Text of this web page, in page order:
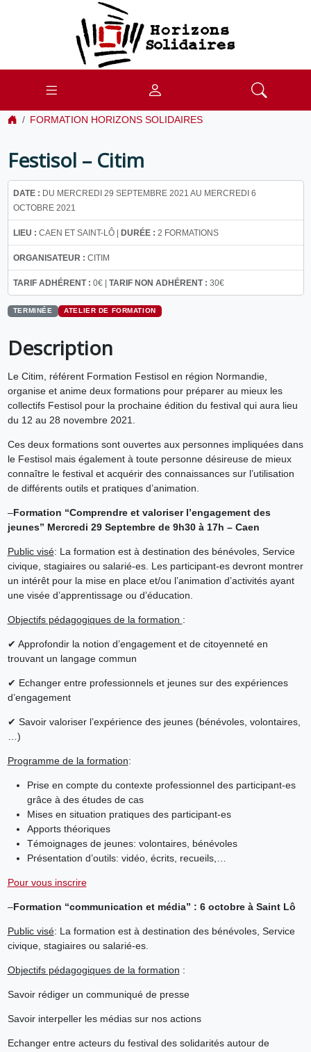
FORMATION HORIZONS SOLIDAIRES
Festisol – Citim
DATE : DU MERCREDI 29 SEPTEMBRE 2021 AU MERCREDI 6
OCTOBRE 2021
LIEU : CAEN ET SAINT-LÔ | DURÉE : 2 FORMATIONS
ORGANISATEUR : CITIM
TARIF ADHÉRENT : 0€ | TARIF NON ADHÉRENT : 30€
TERMINÉE ATELIER DE FORMATION
Description
Le Citim, référent Formation Festisol en région Normandie,
organise et anime deux formations pour préparer au mieux les
collectifs Festisol pour la prochaine édition du festival qui aura lieu
du 12 au 28 novembre 2021.
Ces deux formations sont ouvertes aux personnes impliquées dans
le Festisol mais également à toute personne désireuse de mieux
connaître le festival et acquérir des connaissances sur l’utilisation
de différents outils et pratiques d’animation.
–Formation “Comprendre et valoriser l’engagement des
jeunes” Mercredi 29 Septembre de 9h30 à 17h – Caen
Public visé: La formation est à destination des bénévoles, Service
civique, stagiaires ou salarié-es. Les participant-es devront montrer
un intérêt pour la mise en place et/ou l’animation d’activités ayant
une visée d’apprentissage ou d’éducation.
Objectifs pédagogiques de la formation :
✔ Approfondir la notion d’engagement et de citoyenneté en
trouvant un langage commun
✔ Echanger entre professionnels et jeunes sur des expériences
d’engagement
✔ Savoir valoriser l’expérience des jeunes (bénévoles, volontaires,
…)
Programme de la formation:
Prise en compte du contexte professionnel des participant-es
grâce à des études de cas
Mises en situation pratiques des participant-es
Apports théoriques
Témoignages de jeunes: volontaires, bénévoles
Présentation d’outils: vidéo, écrits, recueils,…
Pour vous inscrire
–Formation “communication et média” : 6 octobre à Saint Lô
Public visé: La formation est à destination des bénévoles, Service
civique, stagiaires ou salarié-es.
Objectifs pédagogiques de la formation :
Savoir rédiger un communiqué de presse
Savoir interpeller les médias sur nos actions
Echanger entre acteurs du festival des solidarités autour de